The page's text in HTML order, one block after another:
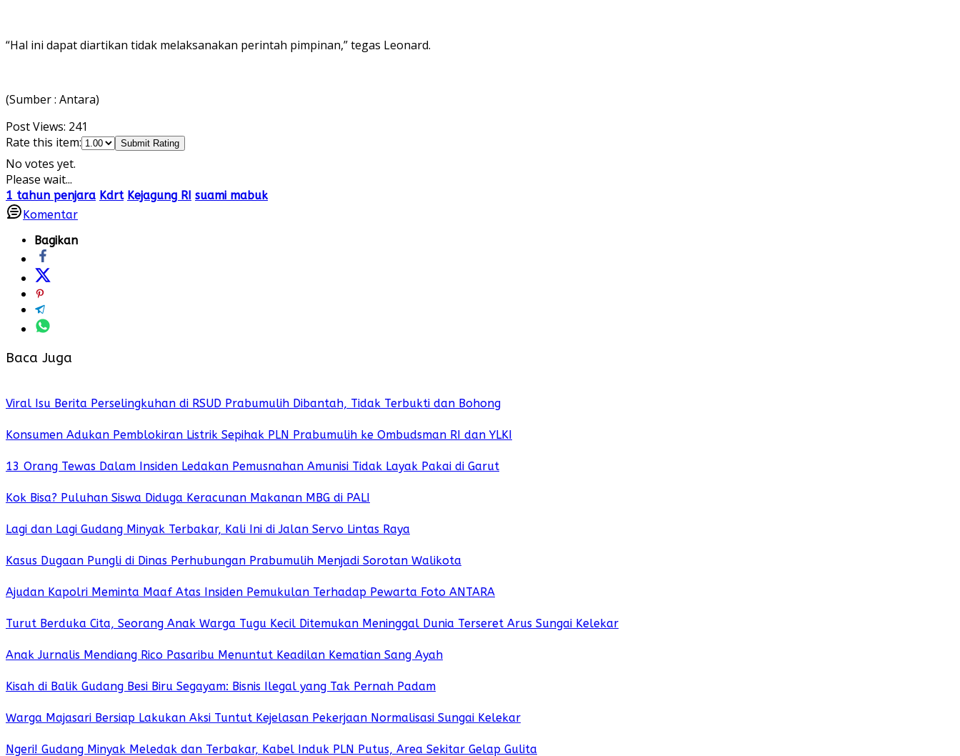
“Hal ini dapat diartikan tidak melaksanakan perintah pimpinan,” tegas Leonard.
(Sumber : Antara)
Post Views: 241
Rate this item:
Submit Rating
No votes yet.
Please wait...
1 tahun penjara Kdrt Kejagung RI suami mabuk
Komentar
Bagikan
Baca Juga
Viral Isu Berita Perselingkuhan di RSUD Prabumulih Dibantah, Tidak Terbukti dan Bohong
Konsumen Adukan Pemblokiran Listrik Sepihak PLN Prabumulih ke Ombudsman RI dan YLKI
13 Orang Tewas Dalam Insiden Ledakan Pemusnahan Amunisi Tidak Layak Pakai di Garut
Kok Bisa? Puluhan Siswa Diduga Keracunan Makanan MBG di PALI
Lagi dan Lagi Gudang Minyak Terbakar, Kali Ini di Jalan Servo Lintas Raya
Kasus Dugaan Pungli di Dinas Perhubungan Prabumulih Menjadi Sorotan Walikota
Ajudan Kapolri Meminta Maaf Atas Insiden Pemukulan Terhadap Pewarta Foto ANTARA
Turut Berduka Cita, Seorang Anak Warga Tugu Kecil Ditemukan Meninggal Dunia Terseret Arus Sungai Kelekar
Anak Jurnalis Mendiang Rico Pasaribu Menuntut Keadilan Kematian Sang Ayah
Kisah di Balik Gudang Besi Biru Segayam: Bisnis Ilegal yang Tak Pernah Padam
Warga Majasari Bersiap Lakukan Aksi Tuntut Kejelasan Pekerjaan Normalisasi Sungai Kelekar
Ngeri! Gudang Minyak Meledak dan Terbakar, Kabel Induk PLN Putus, Area Sekitar Gelap Gulita